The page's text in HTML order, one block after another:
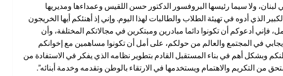
لبنان، ولا سيما رئيسها البروفسور الدكتور حسن اللقيس وعمداءها ومديريها
الذي أدوه في تهيئة الطلاب والطالبات لهذا اليوم. وإني إذ أهنئكم أيها الخريجون
فإني أدعوكم أن تكونوا دائما مبادرين ومبتكرين في مجالاتكم المختلفة، وأن
في المجتمع والعالم من حولكم، على أمل أن تكونوا مساهمين مع إخوانكم
وبشكل أهم في بناء المستقبل القادم بتطوير نظامه الذي يفكر في الاستفادة من
من التكريم والاهتمام ويستخدمها في الارتقاء بالوطن وتقدمه وخدمة أبنائه”.